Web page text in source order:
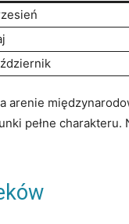
arenie
pełne⁣